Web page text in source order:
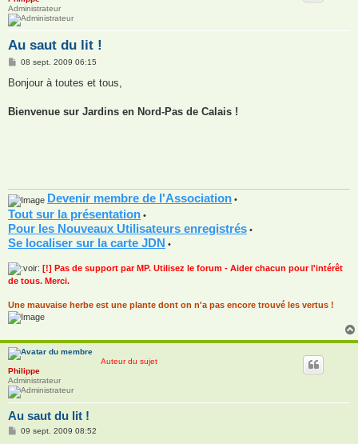
Administrateur
Au saut du lit !
M
s
g
08 sept. 2009 06:15
Bonjour à toutes et tous,
Bienvenue sur Jardins en Nord-Pas de Calais !
Devenir membre de l'Association •
Tout sur la présentation •
Pour les Nouveaux Utilisateurs enregistrés •
Se localiser sur la carte JDN •
[!] Pas de support par MP. Utilisez le forum - Aider chacun pour l'intérêt
de tous. Merci.
Une mauvaise herbe est une plante dont on n'a pas encore trouvé les vertus !
Auteur du sujet
Philippe
Administrateur
Au saut du lit !
M09 sept. 2009 08:52